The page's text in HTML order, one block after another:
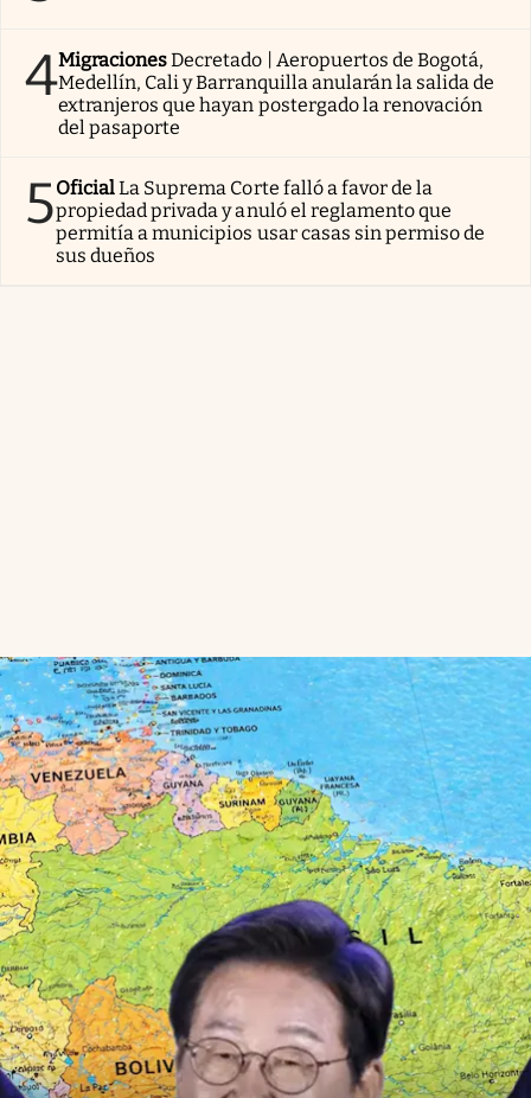
4MigracionesDecretado | Aeropuertos de Bogotá,
Medellín, Cali y Barranquilla anularán la salida de
extranjeros que hayan postergado la renovación
del pasaporte
5OficialLa Suprema Corte falló a favor de la
propiedad privada y anuló el reglamento que
permitía a municipios usar casas sin permiso de
sus dueños